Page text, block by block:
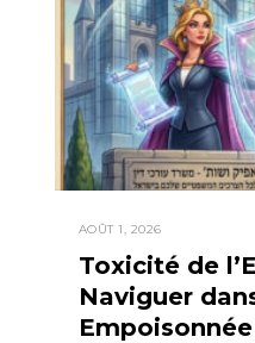
AOÛT 1, 2026
Toxicité de
Naviguer
Empoisonnée